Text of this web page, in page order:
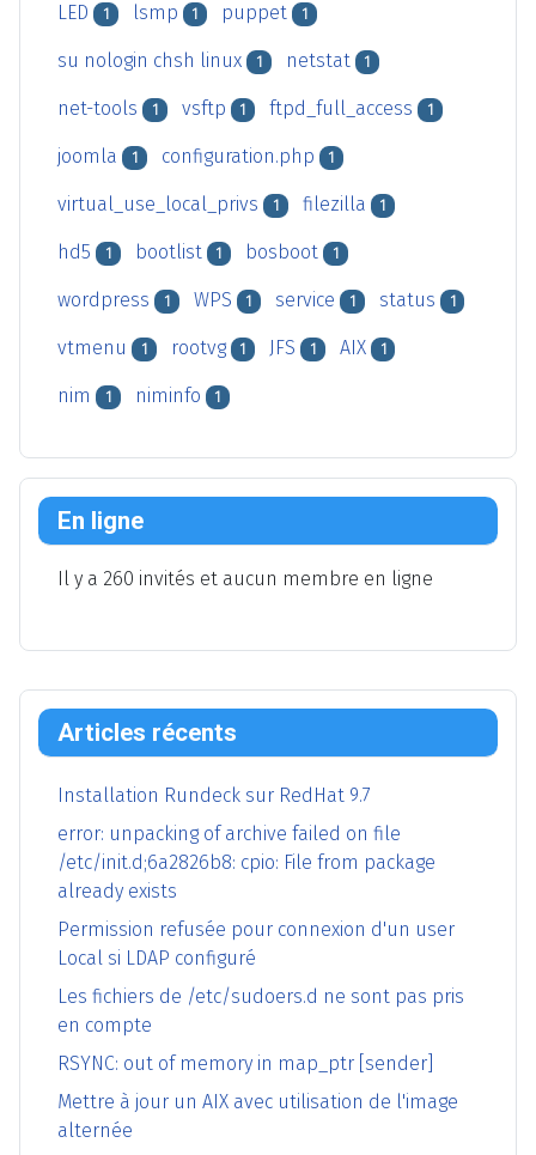
Articles récents
Installation Rundeck sur RedHat 9.7
error: unpacking of archive failed on file
/etc/init.d;6a2826b8: cpio: File from package
already exists
Permission refusée pour connexion d'un user
Local si LDAP configuré
Les fichiers de /etc/sudoers.d ne sont pas pris
en compte
RSYNC: out of memory in map_ptr [sender]
Mettre à jour un AIX avec utilisation de l'image
alternée
LED 1 lsmp 1 puppet 1
su nologin chsh linux 1 netstat 1
net-tools 1 vsftp 1 ftpd_full_access 1
joomla 1 configuration.php 1
virtual_use_local_privs 1 filezilla 1
hd5 1 bootlist 1 bosboot 1
wordpress 1 WPS 1 service 1 status 1
vtmenu 1 rootvg 1 JFS 1 AIX 1
nim 1 niminfo 1
En ligne
Il y a 260 invités et aucun membre en ligne